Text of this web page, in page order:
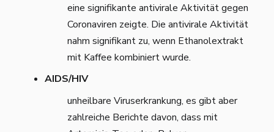
eine signifikante antivirale Aktivität gegen
Coronaviren zeigte. Die antivirale Aktivität
nahm signifikant zu, wenn Ethanolextrakt
mit Kaffee kombiniert wurde.
AIDS/HIV
unheilbare Viruserkrankung, es gibt aber
zahlreiche Berichte davon, dass mit